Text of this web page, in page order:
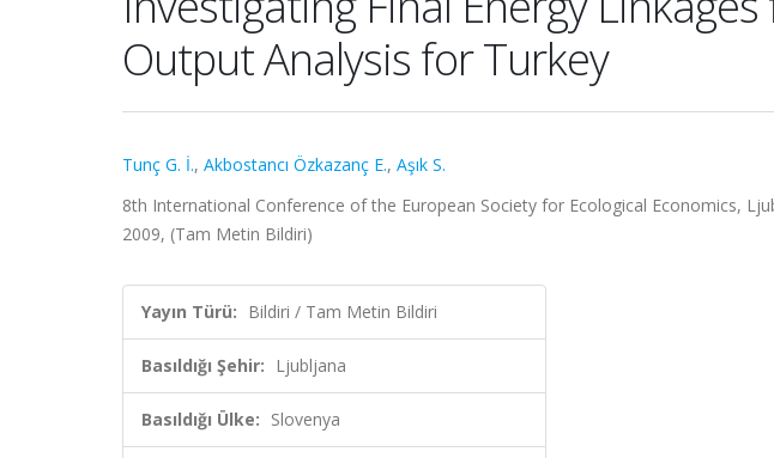
Output Analysis for Turkey
Tunç G. İ., Akbostancı Özkazanç E., Aşık S.
8th International Conference of the European Society for Ecological Economics,
2009, (Tam Metin Bildiri)
Yayın Türü: Bildiri / Tam Metin Bildiri
Basıldığı Şehir: Ljubljana
Basıldığı Ülke: Slovenya